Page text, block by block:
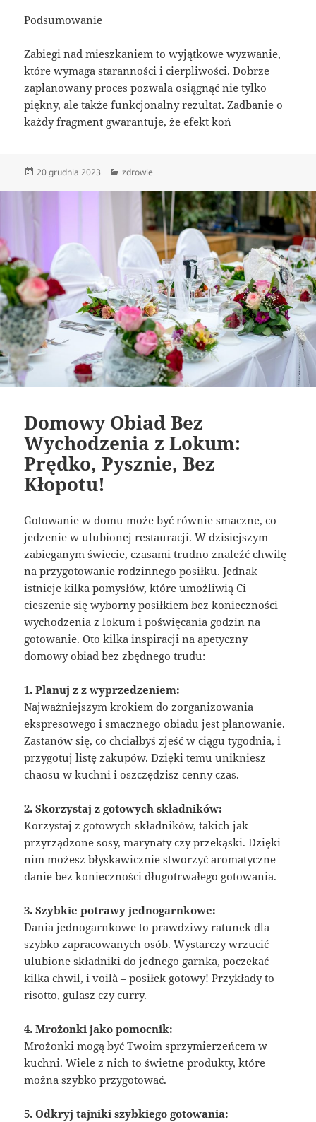
Podsumowanie
Zabiegi nad mieszkaniem to wyjątkowe wyzwanie,
które wymaga staranności i cierpliwości. Dobrze
zaplanowany proces pozwala osiągnąć nie tylko
piękny, ale także funkcjonalny rezultat. Zadbanie o
każdy fragment gwarantuje, że efekt koń
Data
20 grudnia 2023 Kategorie
zdrowie
Domowy Obiad Bez
Wychodzenia z Lokum:
Prędko, Pysznie, Bez
Kłopotu!
Gotowanie w domu może być równie smaczne, co
jedzenie w ulubionej restauracji. W dzisiejszym
zabieganym świecie, czasami trudno znaleźć chwilę
na przygotowanie rodzinnego posiłku. Jednak
istnieje kilka pomysłów, które umożliwią Ci
cieszenie się wyborny posiłkiem bez konieczności
wychodzenia z lokum i poświęcania godzin na
gotowanie. Oto kilka inspiracji na apetyczny
domowy obiad bez zbędnego trudu:
1. Planuj z z wyprzedzeniem:
Najważniejszym krokiem do zorganizowania
ekspresowego i smacznego obiadu jest planowanie.
Zastanów się, co chciałbyś zjeść w ciągu tygodnia, i
przygotuj listę zakupów. Dzięki temu unikniesz
chaosu w kuchni i oszczędzisz cenny czas.
2. Skorzystaj z gotowych składników:
Korzystaj z gotowych składników, takich jak
przyrządzone sosy, marynaty czy przekąski. Dzięki
nim możesz błyskawicznie stworzyć aromatyczne
danie bez konieczności długotrwałego gotowania.
3. Szybkie potrawy jednogarnkowe:
Dania jednogarnkowe to prawdziwy ratunek dla
szybko zapracowanych osób. Wystarczy wrzucić
ulubione składniki do jednego garnka, poczekać
kilka chwil, i voilà – posiłek gotowy! Przykłady to
risotto, gulasz czy curry.
4. Mrożonki jako pomocnik:
Mrożonki mogą być Twoim sprzymierzeńcem w
kuchni. Wiele z nich to świetne produkty, które
można szybko przygotować.
5. Odkryj tajniki szybkiego gotowania: